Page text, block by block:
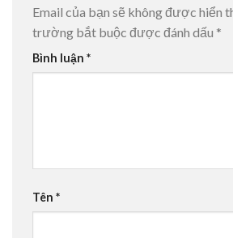
Email của bạn sẽ không được hiển
trường bắt buộc được đánh dấu *
Bình luận *
Tên *